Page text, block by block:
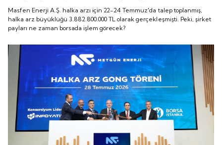
TL olarak gerçekleşmişti. Peki, şirket payları ne
zaman borsada işlem görecek?
Masfen Enerji A.Ş. halka arzı için 22-24 Temmuz'da talep toplanmış,
halka arz büyüklüğü 3.882.800.000 TL olarak gerçekleşmişti. Peki, şirket
payları ne zaman borsada işlem görecek?